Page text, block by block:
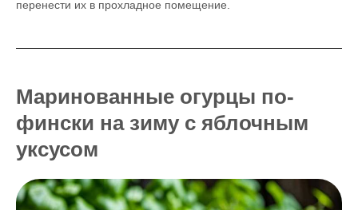
перенести их в прохладное помещение.
Маринованные огурцы по-
фински на зиму с яблочным
уксусом